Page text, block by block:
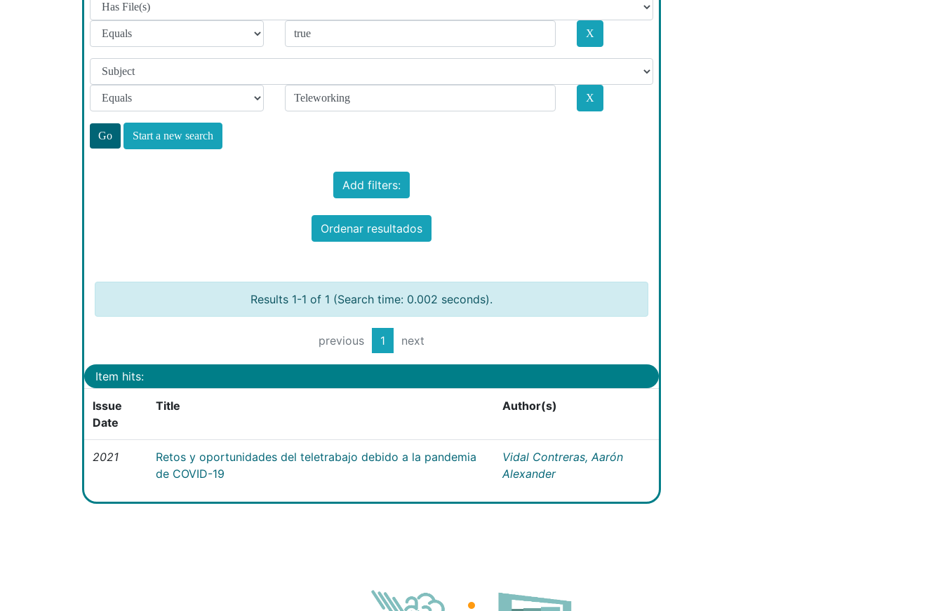
Start a new search
Add filters:
Ordenar resultados
Results 1-1 of 1 (Search time: 0.002 seconds).
previous 1 next
Item hits:
Issue
Date
Title Author(s)
2021
Retos y oportunidades del teletrabajo debido a la pandemia
de COVID-19
Vidal Contreras, Aarón
Alexander